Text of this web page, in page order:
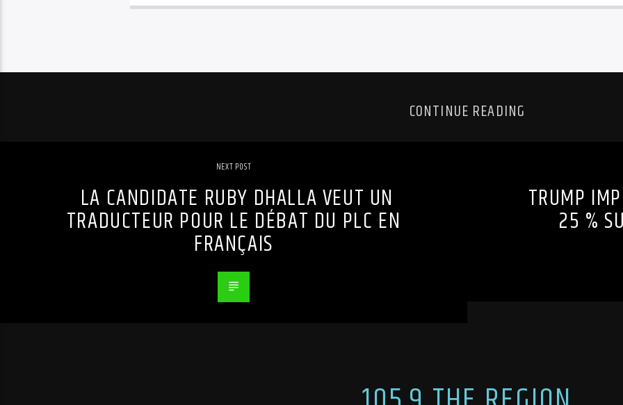
CONTINUE READING
NEXT POST
LA CANDIDATE RUBY DHALLA VEUT UN
TRADUCTEUR POUR LE DÉBAT DU PLC EN
FRANÇAIS
TRUMP
25 %